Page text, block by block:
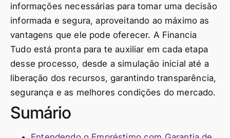
informações necessárias para tomar uma decisão
informada e segura, aproveitando ao máximo as
vantagens que ele pode oferecer. A Financia
Tudo está pronta para te auxiliar em cada etapa
desse processo, desde a simulação inicial até a
liberação dos recursos, garantindo transparência,
segurança e as melhores condições do mercado.
Sumário